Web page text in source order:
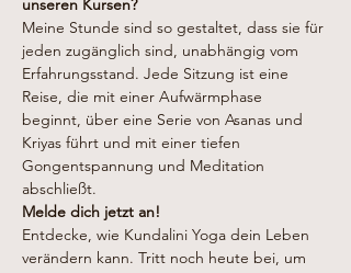
unseren Kursen?
Meine Stunde sind so gestaltet, dass sie für
jeden zugänglich sind, unabhängig vom
Erfahrungsstand. Jede Sitzung ist eine
Reise, die mit einer Aufwärmphase
beginnt, über eine Serie von Asanas und
Kriyas führt und mit einer tiefen
Gongentspannung und Meditation
abschließt.
Melde dich jetzt an!
Entdecke, wie Kundalini Yoga dein Leben
verändern kann. Tritt noch heute bei, um